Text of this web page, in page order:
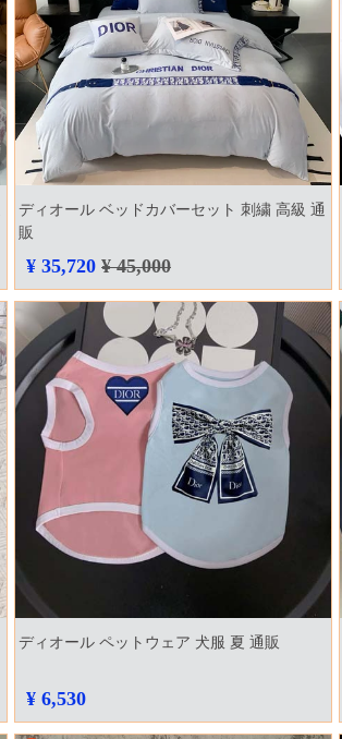
ディオール ベッドカバーセット 刺繍 高級 通
販
¥ 35,720 ¥ 45,000
ディオール ペットウェア 犬服 夏 通販
¥ 6,530